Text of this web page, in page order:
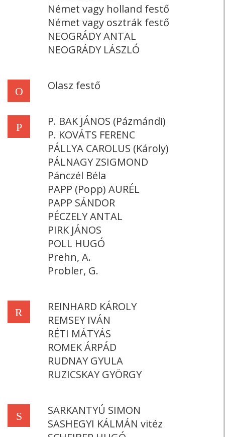
Német vagy holland festő
Német vagy osztrák festő
NEOGRÁDY ANTAL
NEOGRÁDY LÁSZLÓ
O Olasz festő
P
P. BAK JÁNOS (Pázmándi)
P. KOVÁTS FERENC
PÁLLYA CAROLUS (Károly)
PÁLNAGY ZSIGMOND
Pánczél Béla
PAPP (Popp) AURÉL
PAPP SÁNDOR
PÉCZELY ANTAL
PIRK JÁNOS
POLL HUGÓ
Prehn, A.
Probler, G.
R
REINHARD KÁROLY
REMSEY IVÁN
RÉTI MÁTYÁS
ROMEK ÁRPÁD
RUDNAY GYULA
RUZICSKAY GYÖRGY
S
SARKANTYÚ SIMON
SASHEGYI KÁLMÁN vitéz